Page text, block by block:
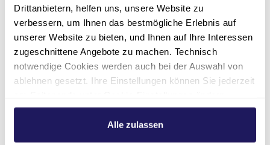
Drittanbietern, helfen uns, unsere Website zu
verbessern, um Ihnen das bestmögliche Erlebnis auf
unserer Website zu bieten, und Ihnen auf Ihre Interessen
zugeschnittene Angebote zu machen. Technisch
notwendige Cookies werden auch bei der Auswahl von
ablehnen gesetzt. Ihre Einstellungen können Sie jederzeit
Weitere Informationen hierzu finden Sie in unserer
.Alle zulassen
Arbeitsort
Berlin-Neukölln
Einrichtung
Pflege & Wohnen Sunpark
Zur Ausschreibung